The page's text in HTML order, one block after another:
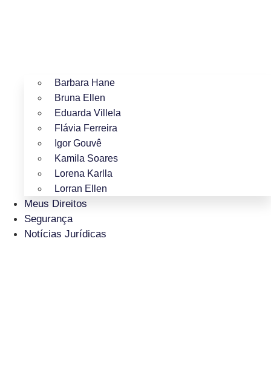
Barbara Hane
Bruna Ellen
Eduarda Villela
Flávia Ferreira
Igor Gouvê
Kamila Soares
Lorena Karlla
Lorran Ellen
Meus Direitos
Segurança
Notícias Jurídicas